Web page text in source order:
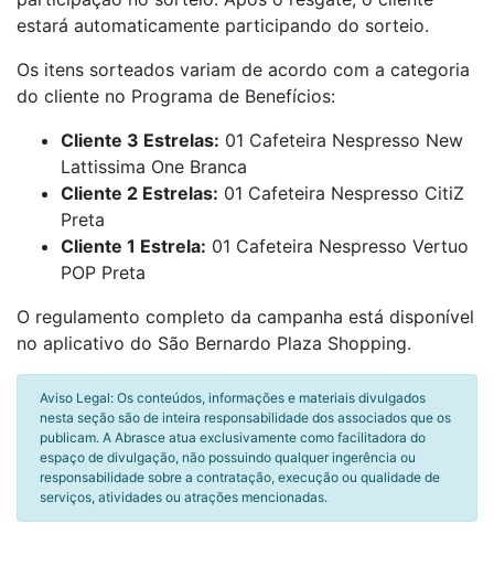
estará automaticamente participando do sorteio.
Os itens sorteados variam de acordo com a categoria
do cliente no Programa de Benefícios:
Cliente 3 Estrelas: 01 Cafeteira Nespresso New
Lattissima One Branca
Cliente 2 Estrelas: 01 Cafeteira Nespresso CitiZ
Preta
Cliente 1 Estrela: 01 Cafeteira Nespresso Vertuo
POP Preta
O regulamento completo da campanha está disponível
no aplicativo do São Bernardo Plaza Shopping.
Aviso Legal: Os conteúdos, informações e materiais divulgados
nesta seção são de inteira responsabilidade dos associados que os
publicam. A Abrasce atua exclusivamente como facilitadora do
espaço de divulgação, não possuindo qualquer ingerência ou
responsabilidade sobre a contratação, execução ou qualidade de
serviços, atividades ou atrações mencionadas.